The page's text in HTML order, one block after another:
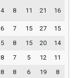
4 8 11 21 16
6 7 15 27
15
5 8 15 20
14
8 7 5 12
11
8 8 6 19 8